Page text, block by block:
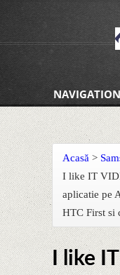
NAVIGATION
Acasă >
I like IT
aplicatie pe
HTC First si
I like